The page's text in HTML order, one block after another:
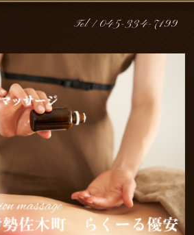
Tel / 045-334-7199